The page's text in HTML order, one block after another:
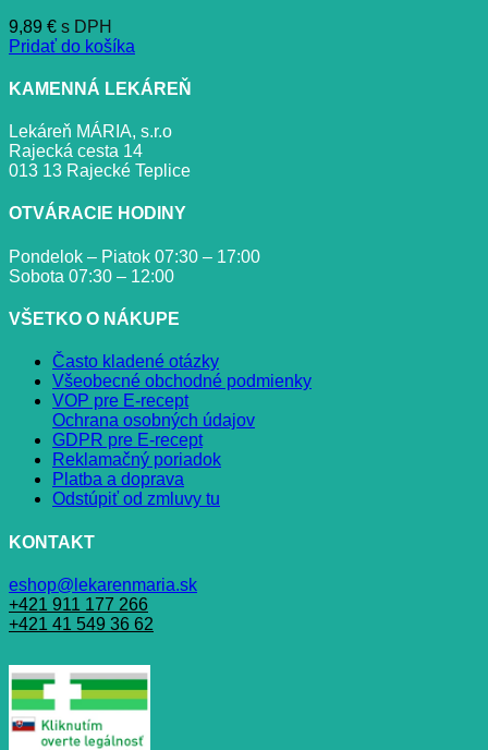
9,89 € s DPH
Pridať do košíka
KAMENNÁ LEKÁREŇ
Lekáreň MÁRIA, s.r.o
Rajecká cesta 14
013 13 Rajecké Teplice
OTVÁRACIE HODINY
Pondelok – Piatok 07:30 – 17:00
Sobota 07:30 – 12:00
VŠETKO O NÁKUPE
Často kladené otázky
Všeobecné obchodné podmienky
VOP pre E-recept
Ochrana osobných údajov
GDPR pre E-recept
Reklamačný poriadok
Platba a doprava
Odstúpiť od zmluvy tu
KONTAKT
eshop@lekarenmaria.sk
+421 911 177 266
+421 41 549 36 62